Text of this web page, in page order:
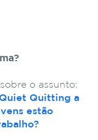
o assunto:
Quitting a
estão